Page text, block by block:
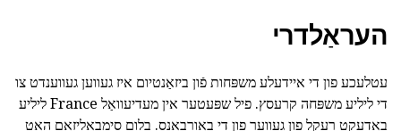
העראַלדרי
עטלעכע פון די איידעלע משפּחות פֿון ביזאַנטיום איז געווען געווענדט צו
די ליליע משפּחה קרעסץ. פיל שפּעטער אין מעדיעוואַל France ליליע
באדעקט רעקל פון געווער פון די באָורבאָנס. בלום סימבאַליזאַם האט